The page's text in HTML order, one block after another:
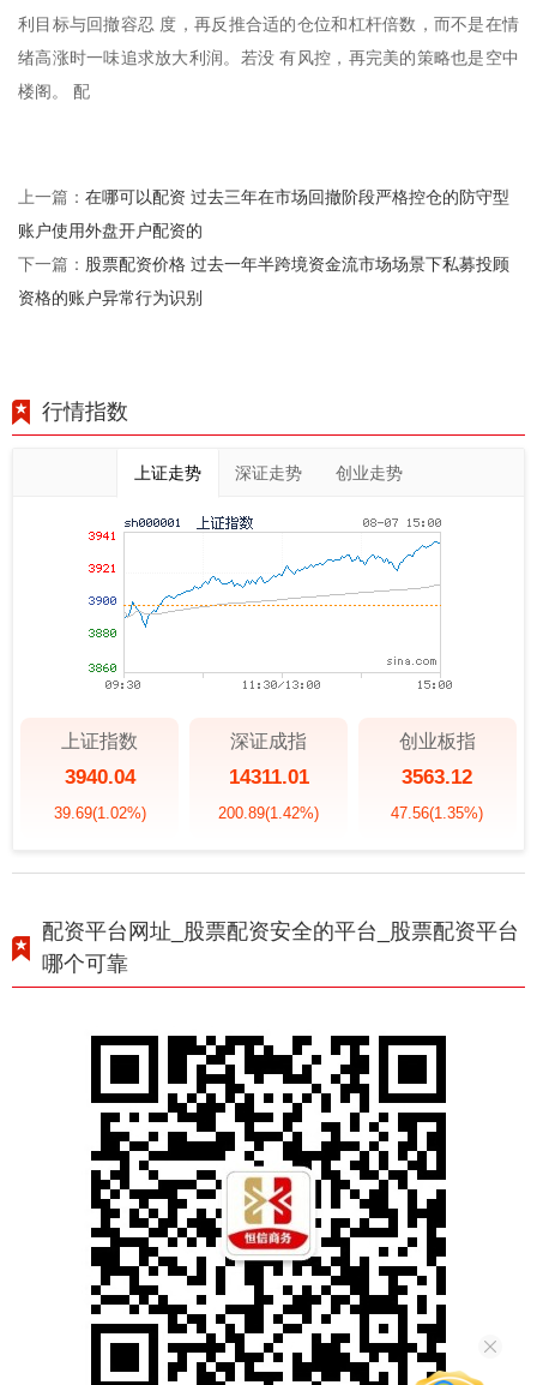
利目标与回撤容忍 度，再反推合适的仓位和杠杆倍数，而不是在情
绪高涨时一味追求放大利润。若没 有风控，再完美的策略也是空中
楼阁。 配
上一篇： 在哪可以配资 过去三年在市场回撤阶段严格控仓的防守型
账户使用外盘开户配资的
下一篇： 股票配资价格 过去一年半跨境资金流市场场景下私募投顾
资格的账户异常行为识别
行情指数
上证走势 深证走势 创业走势
上证指数
3940.04
39.69(1.02%)
深证成指
14311.01
200.89(1.42%)
创业板指
3563.12
47.56(1.35%)
配资平台网址_股票配资安全的平台_股票配资平台
哪个可靠